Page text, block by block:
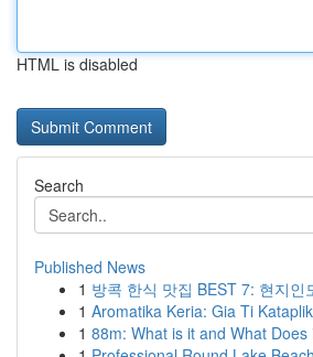
HTML is disabled
Search
Published News
1 방콕 한식 맛집 BEST 7: 현지인
1 Aromatika Keria: Gia Ti
1 88m: What is it and What Does